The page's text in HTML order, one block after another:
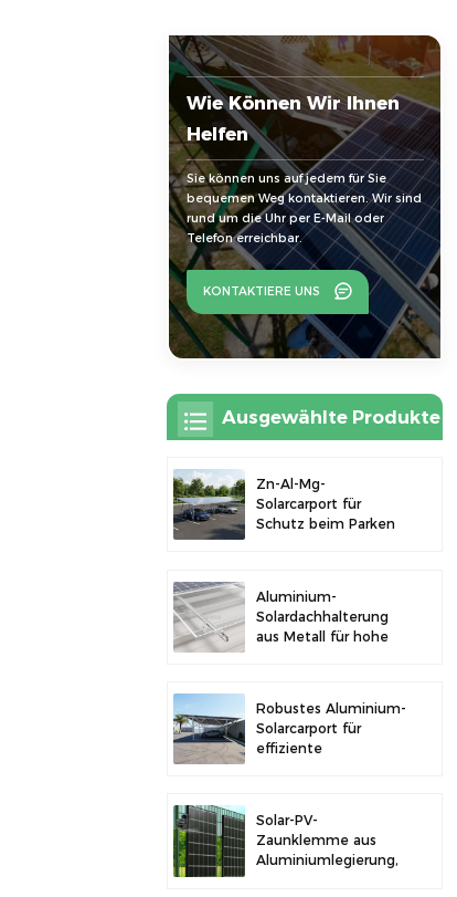
Wie Können Wir Ihnen
Helfen
Sie können uns auf jedem für Sie
bequemen Weg kontaktieren. Wir sind
rund um die Uhr per E-Mail oder
Telefon erreichbar.
KONTAKTIERE UNS
Ausgewählte Produkte
Zn-Al-Mg-
Solarcarport für
Schutz beim Parken
Aluminium-
Solardachhalterung
aus Metall für hohe
Robustes Aluminium-
Solarcarport für
effiziente
Solar-PV-
Zaunklemme aus
Aluminiumlegierung,